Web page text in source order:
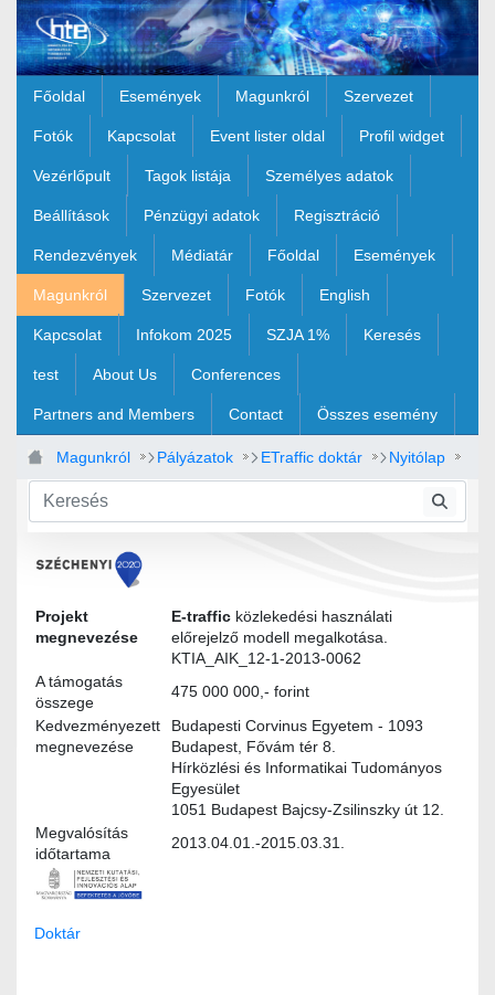
Ugrás a fő tartalomhoz
Főoldal Események Magunkról Szervezet
Fotók Kapcsolat Event lister oldal Profil widget
Vezérlőpult Tagok listája Személyes adatok
Beállítások Pénzügyi adatok Regisztráció
Rendezvények Médiatár Főoldal Események
Magunkról Szervezet Fotók English
Kapcsolat Infokom 2025 SZJA 1% Keresés
test About Us Conferences
Partners and Members Contact Összes esemény
Magunkról Pályázatok ETraffic doktár Nyitólap
Modultervek
Projekt
megnevezése
E-traffic közlekedési használati
előrejelző modell megalkotása.
KTIA_AIK_12-1-2013-0062
A támogatás
összege
475 000 000,- forint
Kedvezményezett
megnevezése
Budapesti Corvinus Egyetem - 1093
Budapest, Fővám tér 8.
Hírközlési és Informatikai Tudományos
Egyesület
1051 Budapest Bajcsy-Zsilinszky út 12.
Megvalósítás
időtartama
2013.04.01.-2015.03.31.
Doktár